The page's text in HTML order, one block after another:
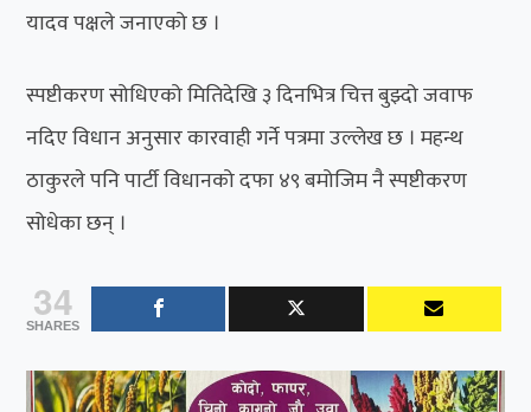
यादव पक्षले जनाएको छ ।
स्पष्टीकरण सोधिएको मितिदेखि ३ दिनभित्र चित्त बुझ्दो जवाफ
नदिए विधान अनुसार कारवाही गर्ने पत्रमा उल्लेख छ । महन्थ
ठाकुरले पनि पार्टी विधानको दफा ४९ बमोजिम नै स्पष्टीकरण
सोधेका छन् ।
34
SHARES